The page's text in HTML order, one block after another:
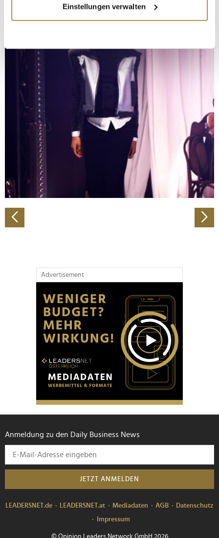
Informationen über Ihre geografische Lage
erfassen, welche bis auf einige Meter genau sein
bestimmten Merkmalen (Fingerprinting) identifizieren
Erfahren Sie mehr darüber, wie Ihre persönlichen Daten
verarbeitet werden, und legen Sie Ihre Präferenzen im
Abschnitt Einzelheitenfest.
Wir verwenden Cookies, um Inhalte und Anzeigen zu
personalisieren, Funktionen für soziale Medien anbieten
zu können und die Zugriffe auf unsere Website zu
analysieren. Außerdem geben wir Informationen zu Ihrer
Verwendung unserer Website an unsere Partner für
soziale Medien, Werbung und Analysen weiter. Unsere
Partner führen diese Informationen möglicherweise mit
haben oder die sie im Rahmen Ihrer Nutzung der Dienste
gesammelt haben.
Einstellungen verwalten
Advertisement
Anmeldung zu den Daily Business News
JETZT ANMELDEN
LEADERSNET.de LEADERSNET.at Mediadaten AGB
Datenschutz
Impressum